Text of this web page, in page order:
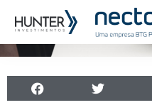
Café Econômico